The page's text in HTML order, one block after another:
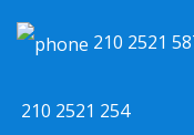
210 2521
210 2521 254